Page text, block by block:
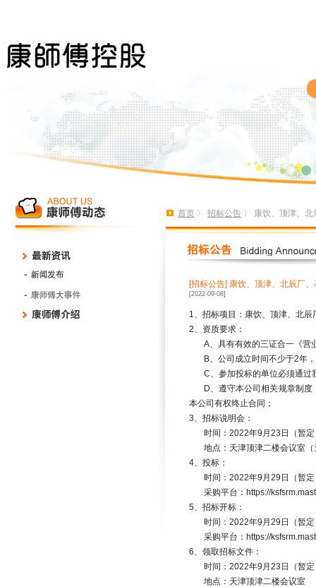
首页 〉 招标公告 〉 康饮、顶津、
[招标公告] 康饮、顶津、北辰厂
[2022-09-08]
1、招标项目：康饮、顶津、北
2、资质要求：
A、具有有效的三证合一《营
B、公司成立时间不少于2年
C、参加投标的单位必须通
D、遵守本公司相关规章制
本公司有权终止合同；
3、招标说明会：
时间： 2022年9 月 23 日（暂
地点：天津顶津二楼会议室
4、投标：
时间： 2022年9 月 29 日（暂
采购平台： https://
5、招标开标：
时间： 2022年9 月 29 日（暂
采购平台： https://
6、领取招标文件：
时间： 2022年9 月 23 日（暂
地点：天津顶津二楼会议室